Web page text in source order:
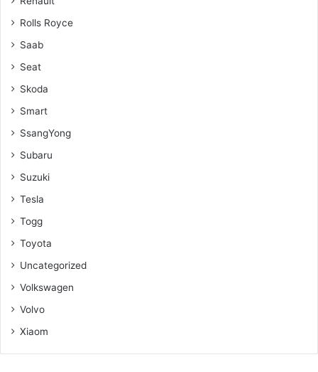
Rolls Royce
Saab
Seat
Skoda
Smart
SsangYong
Subaru
Suzuki
Tesla
Togg
Toyota
Uncategorized
Volkswagen
Volvo
Xiaom